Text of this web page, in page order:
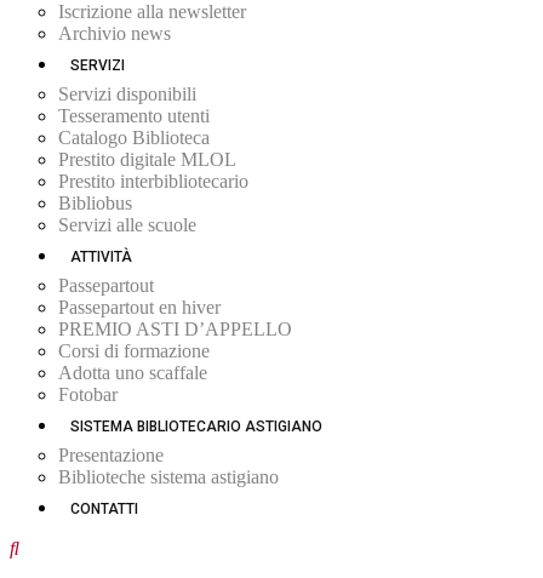
Iscrizione alla newsletter
Archivio news
SERVIZI
Servizi disponibili
Tesseramento utenti
Catalogo Biblioteca
Prestito digitale MLOL
Prestito interbibliotecario
Bibliobus
Servizi alle scuole
ATTIVITÀ
Passepartout
Passepartout en hiver
PREMIO ASTI D’APPELLO
Corsi di formazione
Adotta uno scaffale
Fotobar
SISTEMA BIBLIOTECARIO ASTIGIANO
Presentazione
Biblioteche sistema astigiano
CONTATTI